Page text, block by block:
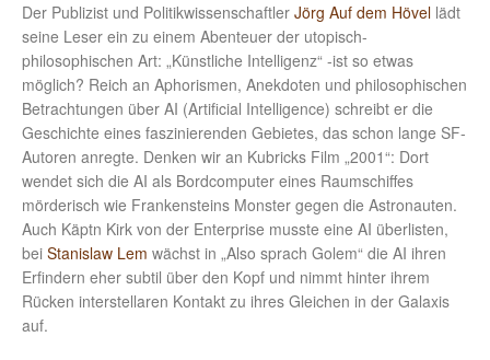
Der Publizist und Politikwissenschaftler Jörg Auf dem Hövel lädt
seine Leser ein zu einem Abenteuer der utopisch-
philosophischen Art: „Künstliche Intelligenz“ -ist so etwas
möglich? Reich an Aphorismen, Anekdoten und philosophischen
Betrachtungen über AI (Artificial Intelligence) schreibt er die
Geschichte eines faszinierenden Gebietes, das schon lange SF-
Autoren anregte. Denken wir an Kubricks Film „2001“: Dort
wendet sich die AI als Bordcomputer eines Raumschiffes
mörderisch wie Frankensteins Monster gegen die Astronauten.
Auch Käptn Kirk von der Enterprise musste eine AI überlisten,
bei Stanislaw Lem wächst in „Also sprach Golem“ die AI ihren
Erfindern eher subtil über den Kopf und nimmt hinter ihrem
Rücken interstellaren Kontakt zu ihres Gleichen in der Galaxis
auf.